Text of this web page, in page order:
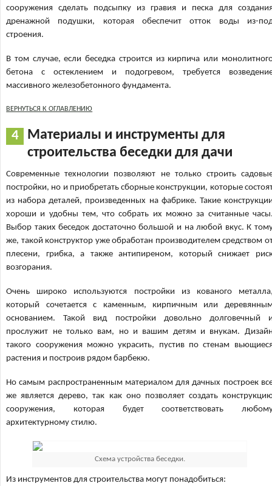
сооружения сделать подсыпку из гравия и песка для
дренажной подушки, которая обеспечит отток воды из-
строения.
В том случае, если беседка строится из кирпича или
бетона с остеклением и подогревом, требуется
массивного железобетонного фундамента.
ВЕРНУТЬСЯ К ОГЛАВЛЕНИЮ
Материалы и инструменты для
строительства беседки для дачи
Современные технологии позволяют не только строить
постройки, но и приобретать сборные конструкции, которые
из набора деталей, произведенных на фабрике. Такие
хороши и удобны тем, что собрать их можно за считанные
Выбор таких беседок достаточно большой и на любой вкус. К
же, такой конструктор уже обработан производителем средством
плесени, грибка, а также антипиреном, который снижает
возгорания.
Очень широко используются постройки из кованого
который сочетается с каменным, кирпичным или
основанием. Такой вид постройки довольно долговечный
прослужит не только вам, но и вашим детям и внукам.
такого сооружения можно украсить, пустив по стенам
растения и построив рядом барбекю.
Но самым распространенным материалом для дачных построек
же является дерево, так как оно позволяет создать
сооружения, которая будет соответствовать
архитектурному стилю.
Схема устройства беседки.
Из инструментов для строительства могут понадобиться: